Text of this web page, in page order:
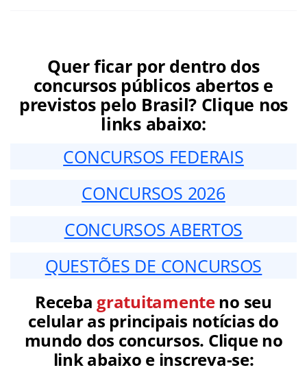
Quer ficar por dentro dos
concursos públicos abertos e
previstos pelo Brasil? Clique nos
links abaixo:
CONCURSOS FEDERAIS
CONCURSOS 2026
CONCURSOS ABERTOS
QUESTÕES DE CONCURSOS
Receba gratuitamenteno seu
celular as principais notícias do
mundo dos concursos. Clique no
link abaixo e inscreva-se: